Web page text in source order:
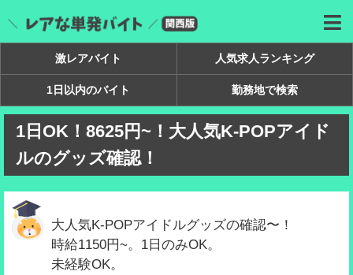
激レアバイト 人気求人ランキング
1日以内のバイト 勤務地で検索
1日OK！8625円~！大人気K-POPアイド
ルのグッズ確認！
大人気K-POPアイドルグッズの確認〜！
時給1150円~。1日のみOK。
未経験OK。